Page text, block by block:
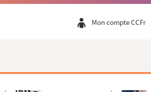
Mon compte CCFr